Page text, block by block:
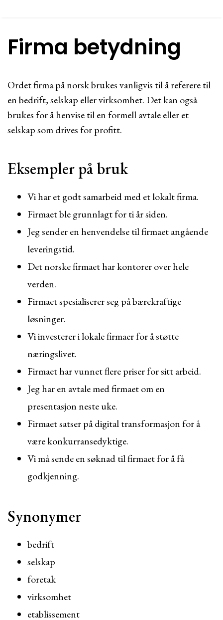
Firma betydning
Ordet firma på norsk brukes vanligvis til å referere til
en bedrift, selskap eller virksomhet. Det kan også
brukes for å henvise til en formell avtale eller et
selskap som drives for profitt.
Eksempler på bruk
Vi har et godt samarbeid med et lokalt firma.
Firmaet ble grunnlagt for ti år siden.
Jeg sender en henvendelse til firmaet angående
leveringstid.
Det norske firmaet har kontorer over hele
verden.
Firmaet spesialiserer seg på bærekraftige
løsninger.
Vi investerer i lokale firmaer for å støtte
næringslivet.
Firmaet har vunnet flere priser for sitt arbeid.
Jeg har en avtale med firmaet om en
presentasjon neste uke.
Firmaet satser på digital transformasjon for å
være konkurransedyktige.
Vi må sende en søknad til firmaet for å få
godkjenning.
Synonymer
bedrift
selskap
foretak
virksomhet
etablissement